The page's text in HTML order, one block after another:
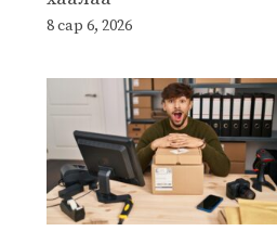
8 сар 6, 2026